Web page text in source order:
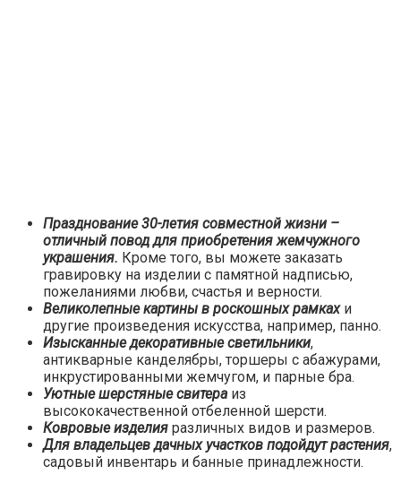
Празднование 30-летия совместной жизни –
отличный повод для приобретения жемчужного
украшения. Кроме того, вы можете заказать
гравировку на изделии с памятной надписью,
пожеланиями любви, счастья и верности.
Великолепные картины в роскошных рамкахи
другие произведения искусства, например, панно.
Изысканные декоративные светильники,
антикварные канделябры, торшеры с абажурами,
инкрустированными жемчугом, и парные бра.
Уютные шерстяные свитера из
высококачественной отбеленной шерсти.
Ковровые изделия различных видов и размеров.
Для владельцев дачных участков подойдут растения,
садовый инвентарь и банные принадлежности.